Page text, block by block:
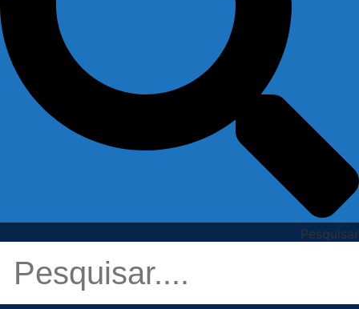
Pesquisar